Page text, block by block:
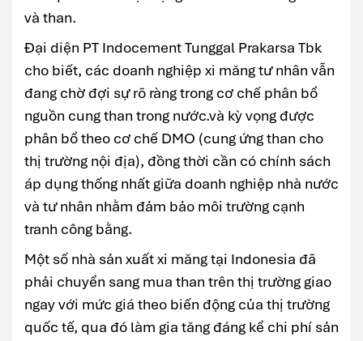
và than.
Đại diện PT Indocement Tunggal Prakarsa Tbk
cho biết, các doanh nghiệp xi măng tư nhân vẫn
đang chờ đợi sự rõ ràng trong cơ chế phân bổ
nguồn cung than trong nước.và kỳ vọng được
phân bổ theo cơ chế DMO (cung ứng than cho
thị trường nội địa), đồng thời cần có chính sách
áp dụng thống nhất giữa doanh nghiệp nhà nước
và tư nhân nhằm đảm bảo môi trường cạnh
tranh công bằng.
Một số nhà sản xuất xi măng tại Indonesia đã
phải chuyển sang mua than trên thị trường giao
ngay với mức giá theo biến động của thị trường
quốc tế, qua đó làm gia tăng đáng kể chi phí sản